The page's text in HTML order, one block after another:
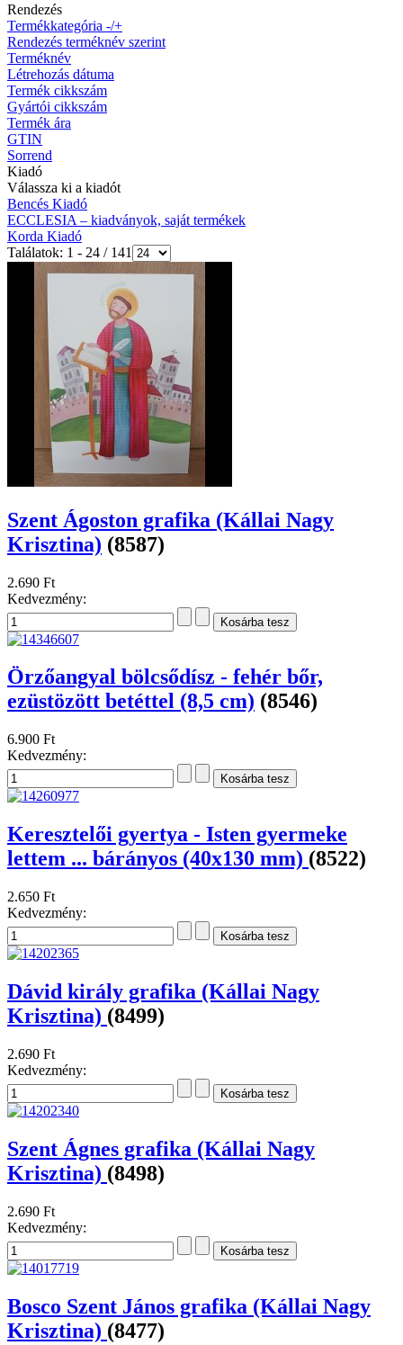
Rendezés
Termékkategória -/+
Rendezés terméknév szerint
Terméknév
Létrehozás dátuma
Termék cikkszám
Gyártói cikkszám
Termék ára
GTIN
Sorrend
Kiadó
Válassza ki a kiadót
Bencés Kiadó
ECCLESIA – kiadványok, saját termékek
Korda Kiadó
Találatok: 1 - 24 / 141
Szent Ágoston grafika (Kállai Nagy
Krisztina) (8587)
2.690 Ft
Kedvezmény:
Örzőangyal bölcsődísz - fehér bőr,
ezüstözött betéttel (8,5 cm) (8546)
6.900 Ft
Kedvezmény:
Keresztelői gyertya - Isten gyermeke
lettem ... bárányos (40x130 mm) (8522)
2.650 Ft
Kedvezmény:
Dávid király grafika (Kállai Nagy
Krisztina) (8499)
2.690 Ft
Kedvezmény:
Szent Ágnes grafika (Kállai Nagy
Krisztina) (8498)
2.690 Ft
Kedvezmény:
Bosco Szent János grafika (Kállai Nagy
Krisztina) (8477)